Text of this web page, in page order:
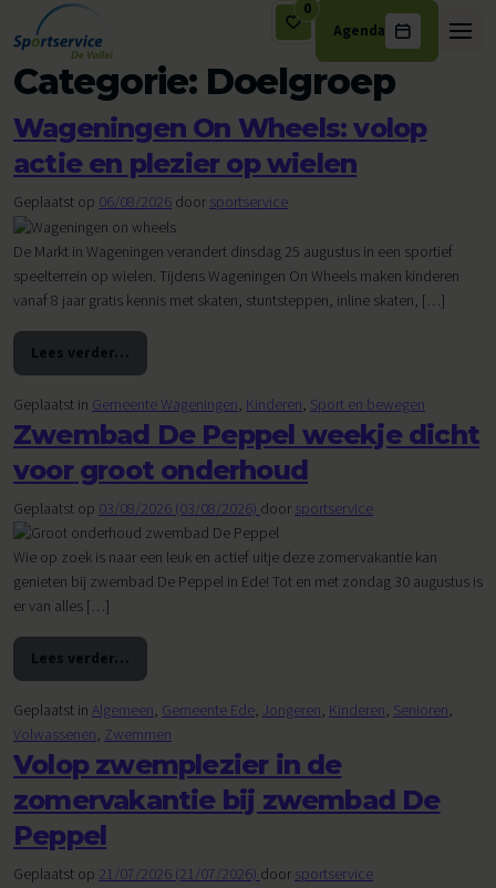
Ga naar de inhoud
0
Agenda
Categorie: Doelgroep
Wageningen On Wheels: volop
actie en plezier op wielen
Geplaatst op 06/08/2026 doorsportservice
De Markt in Wageningen verandert dinsdag 25 augustus in een sportief
speelterrein op wielen. Tijdens Wageningen On Wheels maken kinderen
vanaf 8 jaar gratis kennis met skaten, stuntsteppen, inline skaten, […]
Lees verder…from Wageningen On Wheels: volop actie en plezier op
Geplaatst in Gemeente Wageningen, Kinderen, Sport en bewegen
Zwembad De Peppel weekje dicht
voor groot onderhoud
Geplaatst op 03/08/2026 (03/08/2026) door sportservice
Wie op zoek is naar een leuk en actief uitje deze zomervakantie kan
genieten bij zwembad De Peppel in Ede! Tot en met zondag 30 augustus is
er van alles […]
Lees verder…from Zwembad De Peppel weekje dicht voor groot
Geplaatst in Algemeen, Gemeente Ede, Jongeren, Kinderen, Senioren,
Volwassenen, Zwemmen
Volop zwemplezier in de
zomervakantie bij zwembad De
Peppel
Geplaatst op 21/07/2026(21/07/2026)doorsportservice